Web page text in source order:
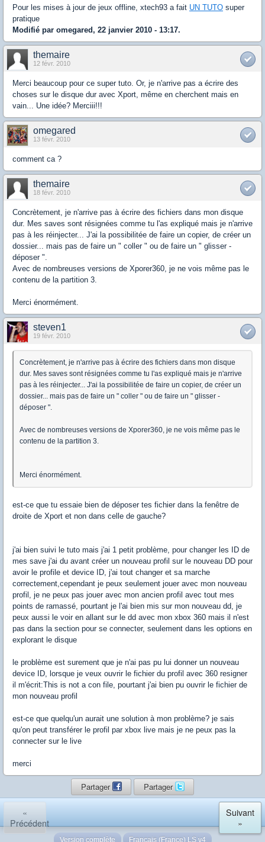
Pour les mises à jour de jeux offline, xtech93 a fait UN TUTO super
pratique
Modifié par omegared, 22 janvier 2010 - 13:17.
themaire
12 févr. 2010
Merci beaucoup pour ce super tuto. Or, je n'arrive pas a écrire des
choses sur le disque dur avec Xport, même en cherchent mais en
vain... Une idée? Merciii!!!
omegared
13 févr. 2010
comment ca ?
themaire
18 févr. 2010
Concrètement, je n'arrive pas à écrire des fichiers dans mon disque
dur. Mes saves sont résignées comme tu l'as expliqué mais je n'arrive
pas à les réinjecter... J'ai la possibilitée de faire un copier, de créer un
dossier... mais pas de faire un " coller " ou de faire un " glisser -
déposer ".
Avec de nombreuses versions de Xporer360, je ne vois même pas le
contenu de la partition 3.
Merci énormément.
steven1
19 févr. 2010
Concrètement, je n'arrive pas à écrire des fichiers dans mon disque
dur. Mes saves sont résignées comme tu l'as expliqué mais je n'arrive
pas à les réinjecter... J'ai la possibilitée de faire un copier, de créer un
dossier... mais pas de faire un " coller " ou de faire un " glisser -
déposer ".
Avec de nombreuses versions de Xporer360, je ne vois même pas le
contenu de la partition 3.
Merci énormément.
est-ce que tu essaie bien de déposer tes fichier dans la fenêtre de
droite de Xport et non dans celle de gauche?
j'ai bien suivi le tuto mais j'ai 1 petit problème, pour changer les ID de
mes save j'ai du avant créer un nouveau profil sur le nouveau DD pour
avoir le profile et device ID, j'ai tout changer et sa marche
correctement,cependant je peux seulement jouer avec mon nouveau
profil, je ne peux pas jouer avec mon ancien profil avec tout mes
points de ramassé, pourtant je l'ai bien mis sur mon nouveau dd, je
peux aussi le voir en allant sur le dd avec mon xbox 360 mais il n'est
pas dans la section pour se connecter, seulement dans les options en
explorant le disque
le problème est surement que je n'ai pas pu lui donner un nouveau
device ID, lorsque je veux ouvrir le fichier du profil avec 360 resigner
il m'écrit:This is not a con file, pourtant j'ai bien pu ouvrir le fichier de
mon nouveau profil
est-ce que quelqu'un aurait une solution à mon problème? je sais
qu'on peut transférer le profil par xbox live mais je ne peux pas la
connecter sur le live
merci
Partager Partager
«
Précédent
Suivant
»
Version complète Français (France) LS v4